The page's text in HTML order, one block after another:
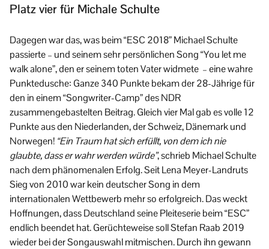
Platz vier für Michale Schulte
Dagegen war das, was beim “ESC 2018” Michael Schulte
passierte – und seinem sehr persönlichen Song “You let me
walk alone”, den er seinem toten Vater widmete – eine wahre
Punktedusche: Ganze 340 Punkte bekam der 28-Jährige für
den in einem “Songwriter-Camp” des NDR
zusammengebastelten Beitrag. Gleich vier Mal gab es volle 12
Punkte aus den Niederlanden, der Schweiz, Dänemark und
Norwegen! “Ein Traum hat sich erfüllt, von dem ich nie
glaubte, dass er wahr werden würde”, schrieb Michael Schulte
nach dem phänomenalen Erfolg. Seit Lena Meyer-Landruts
Sieg von 2010 war kein deutscher Song in dem
internationalen Wettbewerb mehr so erfolgreich. Das weckt
Hoffnungen, dass Deutschland seine Pleiteserie beim “ESC”
endlich beendet hat. Gerüchteweise soll Stefan Raab 2019
wieder bei der Songauswahl mitmischen. Durch ihn gewann